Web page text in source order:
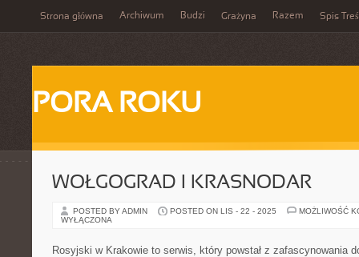
Strona główna Archiwum Budzi Grażyna Razem Spis
PORA ROKU
WOŁGOGRAD I KRASNODAR
POSTED BY ADMIN POSTED ON LIS - 22 - 2025
MOŻLIWOŚĆ
WYŁĄCZONA
Rosyjski w Krakowie to serwis, który powstał z zafascynowania